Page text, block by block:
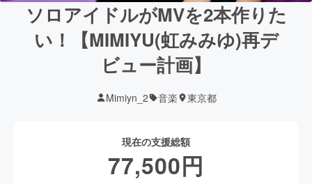
ソロアイドルがMVを2本作りた
い！【MIMIYU(虹みみゆ)再デ
ビュー計画】
Mimiyn_2 音楽 東京都
現在の支援総額
77,500円